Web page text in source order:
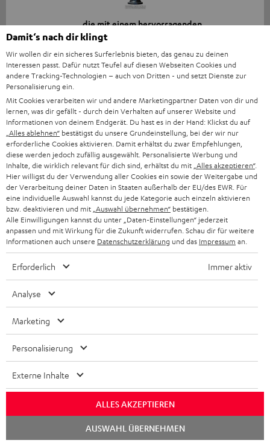
„… die mit einem hervorragenden
Preis-/Leistungsverhältnis und tollem Klangerlebnis…“
www.gamezgeneration.de
30.04.2024
Mehr...
„Der Sound hat uns sofort überzeugt…“
www.play-experience.com
19.04.2024
Mehr...
„Ordentliche In-Ears zum vernünftigen Preis!“
Mehr...
Damit‘s nach dir klingt
Wir wollen dir ein sicheres Surferlebnis bieten, das genau zu deinen
Interessen passt. Dafür nutzt Teufel auf diesen Webseiten Cookies und
andere Tracking-Technologien – auch von Dritten - und setzt Dienste zur
Personalisierung ein.
Mit Cookies verarbeiten wir und andere Marketingpartner Daten von dir und
lernen, was dir gefällt - durch dein Verhalten auf unserer Website und
Informationen von deinem Endgerät. Du hast es in der Hand: Klickst du auf
„Alles ablehnen“ bestätigst du unsere Grundeinstellung, bei der wir nur
erforderliche Cookies aktivieren. Damit erhältst du zwar Empfehlungen,
diese werden jedoch zufällig ausgewählt. Personalisierte Werbung und
Inhalte, die wirklich relevant für dich sind, erhältst du mit „Alles akzeptieren“.
Hier willigst du der Verwendung aller Cookies ein sowie der Weitergabe und
der Verarbeitung deiner Daten in Staaten außerhalb der EU/des EWR. Für
eine individuelle Auswahl kannst du jede Kategorie auch einzeln aktivieren
bzw. deaktivieren und mit „Auswahl übernehmen“ bestätigen.
Alle Einwilligungen kannst du unter „Daten-Einstellungen“ jederzeit
anpassen und mit Wirkung für die Zukunft widerrufen. Schau dir für weitere
Informationen auch unsere Datenschutzerklärung und das Impressum an.
Erforderlich Immer aktiv
Analyse
Marketing
Personalisierung
Externe Inhalte
ALLES AKZEPTIEREN
AUSWAHL ÜBERNEHMEN